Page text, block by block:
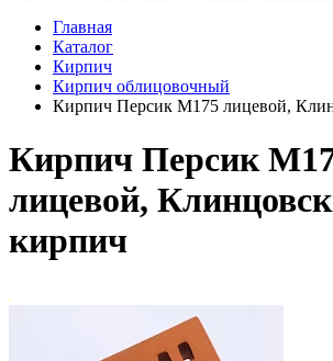
Главная
Каталог
Кирпич
Кирпич облицовочный
Кирпич Персик М175 лицевой,
Кирпич Персик
лицевой,
кирпич